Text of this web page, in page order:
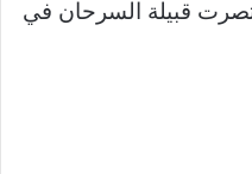
قبيلة السرحان في